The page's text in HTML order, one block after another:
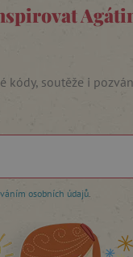
kódy, soutěže i
osobních údajů